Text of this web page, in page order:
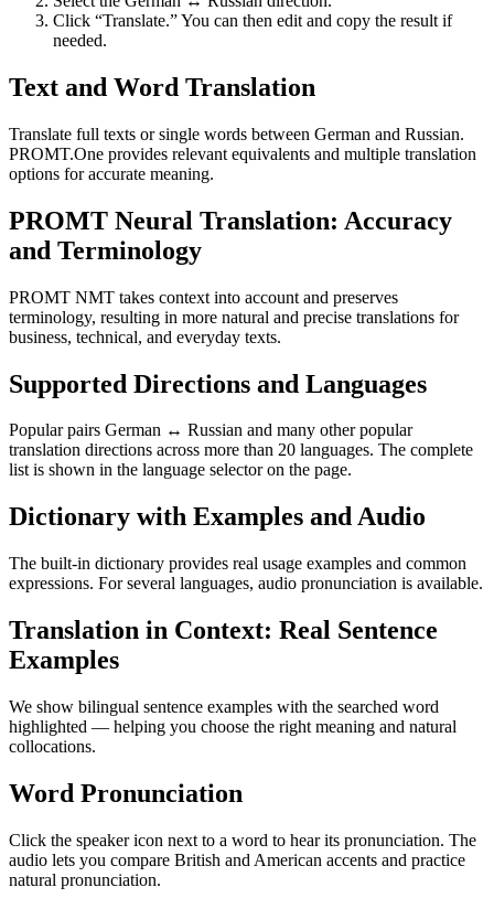
Click “Translate.” You can then edit and copy the result if
needed.
Text and Word Translation
Translate full texts or single words between German and Russian.
PROMT.One provides relevant equivalents and multiple translation
options for accurate meaning.
PROMT Neural Translation: Accuracy
and Terminology
PROMT NMT takes context into account and preserves
terminology, resulting in more natural and precise translations for
business, technical, and everyday texts.
Supported Directions and Languages
Popular pairs German ↔ Russian and many other popular
translation directions across more than 20 languages. The complete
list is shown in the language selector on the page.
Dictionary with Examples and Audio
The built-in dictionary provides real usage examples and common
expressions. For several languages, audio pronunciation is available.
Translation in Context: Real Sentence
Examples
We show bilingual sentence examples with the searched word
highlighted — helping you choose the right meaning and natural
collocations.
Word Pronunciation
Click the speaker icon next to a word to hear its pronunciation. The
audio lets you compare British and American accents and practice
natural pronunciation.